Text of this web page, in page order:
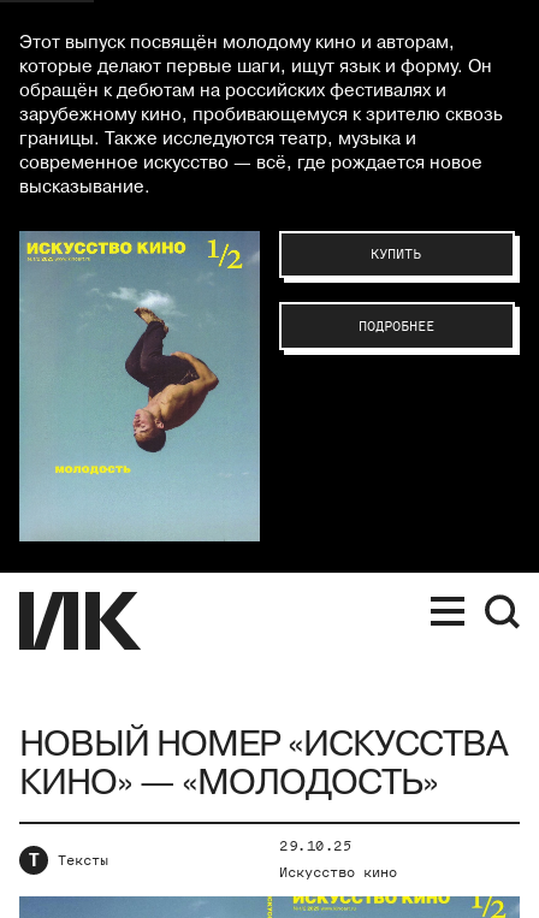
Этот выпуск посвящён молодому кино и авторам,
которые делают первые шаги, ищут язык и форму. Он
обращён к дебютам на российских фестивалях и
зарубежному кино, пробивающемуся к зрителю сквозь
границы. Также исследуются театр, музыка и
современное искусство — всё, где рождается новое
высказывание.
КУПИТЬ
ПОДРОБНЕЕ
НОВЫЙ НОМЕР «ИСКУССТВА
КИНО» — «МОЛОДОСТЬ»
Т Тексты
29.10.25
Искусство кино